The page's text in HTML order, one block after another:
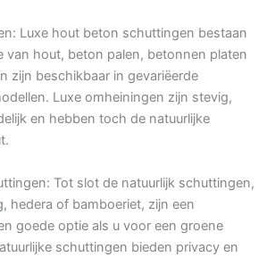
Luxe hout beton schuttingen bestaan
van hout, beton palen, betonnen platen
zijn beschikbaar in gevariëerde
Luxe omheiningen zijn stevig,
en hebben toch de natuurlijke
Tot slot de natuurlijk schuttingen,
hedera of bamboeriet, zijn een
goede optie als u voor een groene
schuttingen bieden privacy en